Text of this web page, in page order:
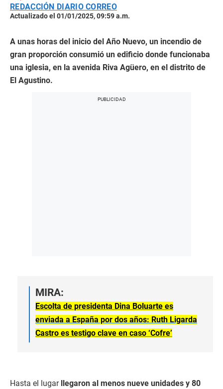
REDACCIÓN DIARIO CORREO
Actualizado el 01/01/2025, 09:59 a.m.
A unas horas del inicio del Año Nuevo, un incendio de
gran proporción consumió un edificio donde funcionaba
una iglesia, en la avenida Riva Agüero, en el distrito de
El Agustino.
MIRA:
Escolta de presidenta Dina Boluarte es
enviada a España por dos años: Ruth Ligarda
Castro es testigo clave en caso ‘Cofre’
Hasta el lugarllegaron al menos nueve unidades y 80